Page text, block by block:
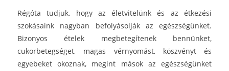
Régóta tudjuk, hogy az életvitelünk és az étkezési
szokásaink nagyban befolyásolják az egészségünket.
Bizonyos ételek megbetegítenek bennünket,
cukorbetegséget, magas vérnyomást, köszvényt és
egyebeket okoznak, megint mások az egészségünket